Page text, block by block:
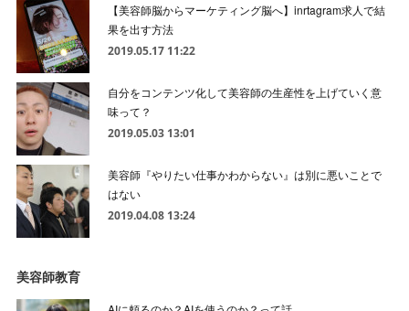
【美容師脳からマーケティング脳へ】inrtagram求人で結
果を出す方法
2019.05.17 11:22
自分をコンテンツ化して美容師の生産性を上げていく意
味って？
2019.05.03 13:01
美容師『やりたい仕事かわからない』は別に悪いことで
はない
2019.04.08 13:24
美容師教育